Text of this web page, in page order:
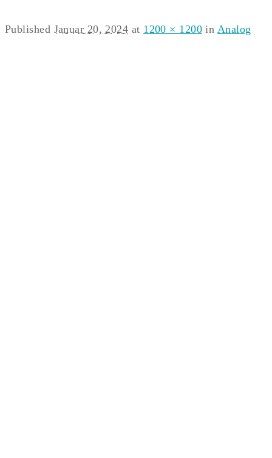
Published Januar 20, 2024 at 1200 × 1200 in Analog